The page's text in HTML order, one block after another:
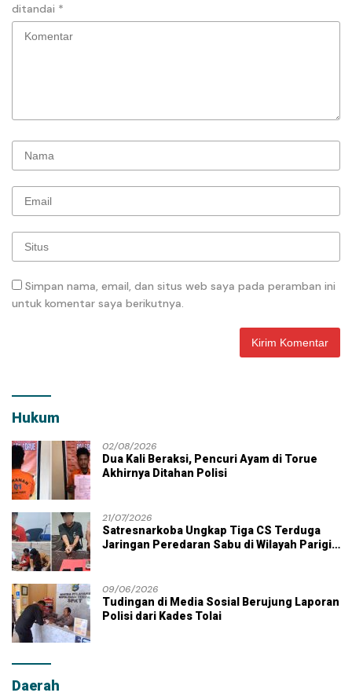
ditandai *
Simpan nama, email, dan situs web saya pada peramban ini
untuk komentar saya berikutnya.
Hukum
02/08/2026
Dua Kali Beraksi, Pencuri Ayam di Torue
Akhirnya Ditahan Polisi
21/07/2026
Satresnarkoba Ungkap Tiga CS Terduga
Jaringan Peredaran Sabu di Wilayah Parigi
09/06/2026
Tudingan di Media Sosial Berujung Laporan
Polisi dari Kades Tolai
Daerah